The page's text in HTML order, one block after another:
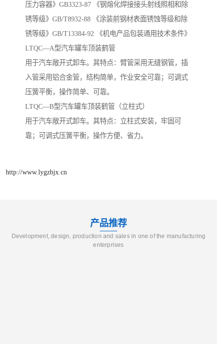
压力容器》GB3323-87 《钢熔化焊接接头射线照相和除
锈等级》GB/T8932-88 《涂装前钢材表面锈蚀等级和除
锈等级》GB/T13384-92 《机电产品包装通用技术条件》
LTQC—A型汽车罐车顶装鹤管
用于汽车敞开式卸车。其特点：臂管采用无缝钢管，插
入管采用铝合金管，结构简单，作业安全可靠；可调式
压簧平衡，操作简单、可靠。
LTQC—B型汽车罐车顶装鹤管（立柱式）
用于汽车敞开式卸车。其特点：立柱式安装，牢固可
靠；可调式压簧平衡，操作方便、省力。
http://www.lygzbjx.cn
产品推荐
Development, design, production and sales in one of the manufacturing
enterprises